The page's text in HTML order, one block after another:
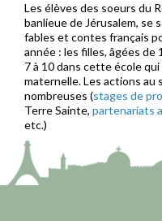
Les élèves des soeurs du
banlieue de Jérusalem, se
fables et contes français
année : les filles, âgées de
7 à 10 dans cette école
maternelle. Les actions au
nombreuses (stages de
Terre Sainte, partenariats
etc.)